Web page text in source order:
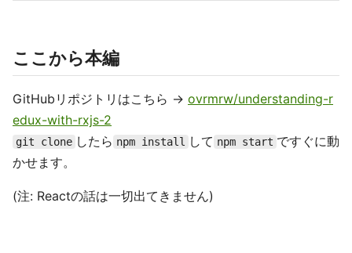
ここから本編
GitHubリポジトリはこちら → ovrmrw/understanding-r
edux-with-rxjs-2
git clone したら npm install して npm start ですぐに動
かせます。
(注: Reactの話は一切出てきません)